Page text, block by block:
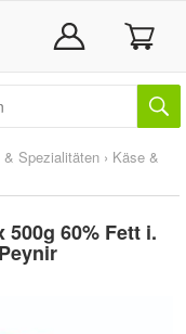
& Spezialitäten › Käse &
60% Fett i.